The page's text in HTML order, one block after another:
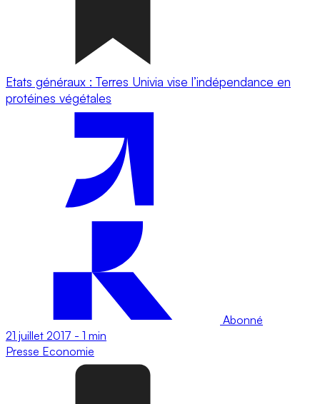
Etats généraux : Terres Univia vise l’indépendance en
protéines végétales
Abonné
21 juillet 2017 - 1 min
Presse Economie